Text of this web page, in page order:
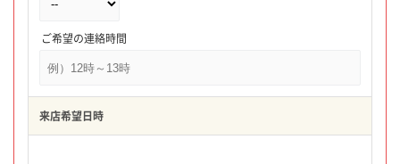
ご希望の連絡時間
来店希望日時